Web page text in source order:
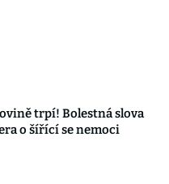
trpí! Bolestná slova
o šířící se nemoci